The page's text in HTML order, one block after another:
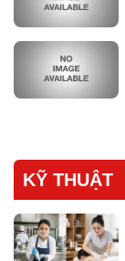
KỸ THUẬT